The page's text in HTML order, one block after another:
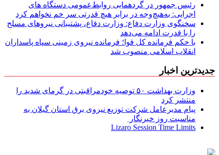
رئیس جمهور در گردهمایی روابط‌عمومی دستگاه های
اجرایی: به‌هیچ‌وجه در برابر هیچ قدرتی سر خم نخواهم کرد
سخنگوی وزارت دفاع: وزارت دفاع، پشتیبانی نیرو‌های مسلح
را با قدرت ادامه می‌دهد
با حکم فرمانده کل قوا؛ فرمانده نیروی زمینی سپاه پاسداران
انقلاب اسلامی منصوب شد
جدیدترین اخبار
وزارت بهداشت ۵۰ توصیه خودمراقبتی در گرمای شدید را
منتشر کرد
پیام مدیرعامل شركت توزیع نیروی برق استان گیلان به
مناسبت روز خبرنگار ‌
Lizaro Session Time Limits